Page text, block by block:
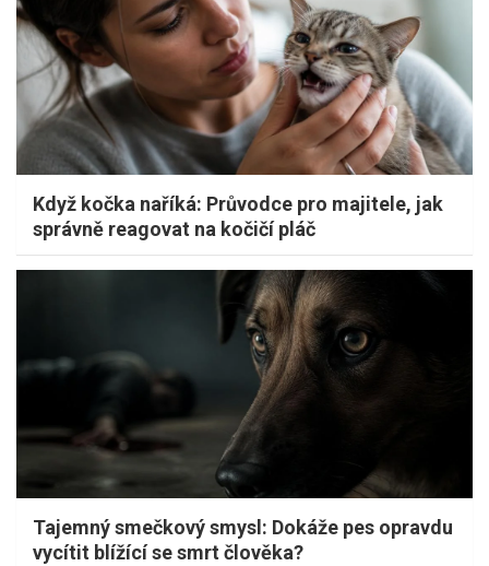
Když kočka naříká: Průvodce pro majitele, jak
správně reagovat na kočičí pláč
Tajemný smečkový smysl: Dokáže pes opravdu
vycítit blížící se smrt člověka?